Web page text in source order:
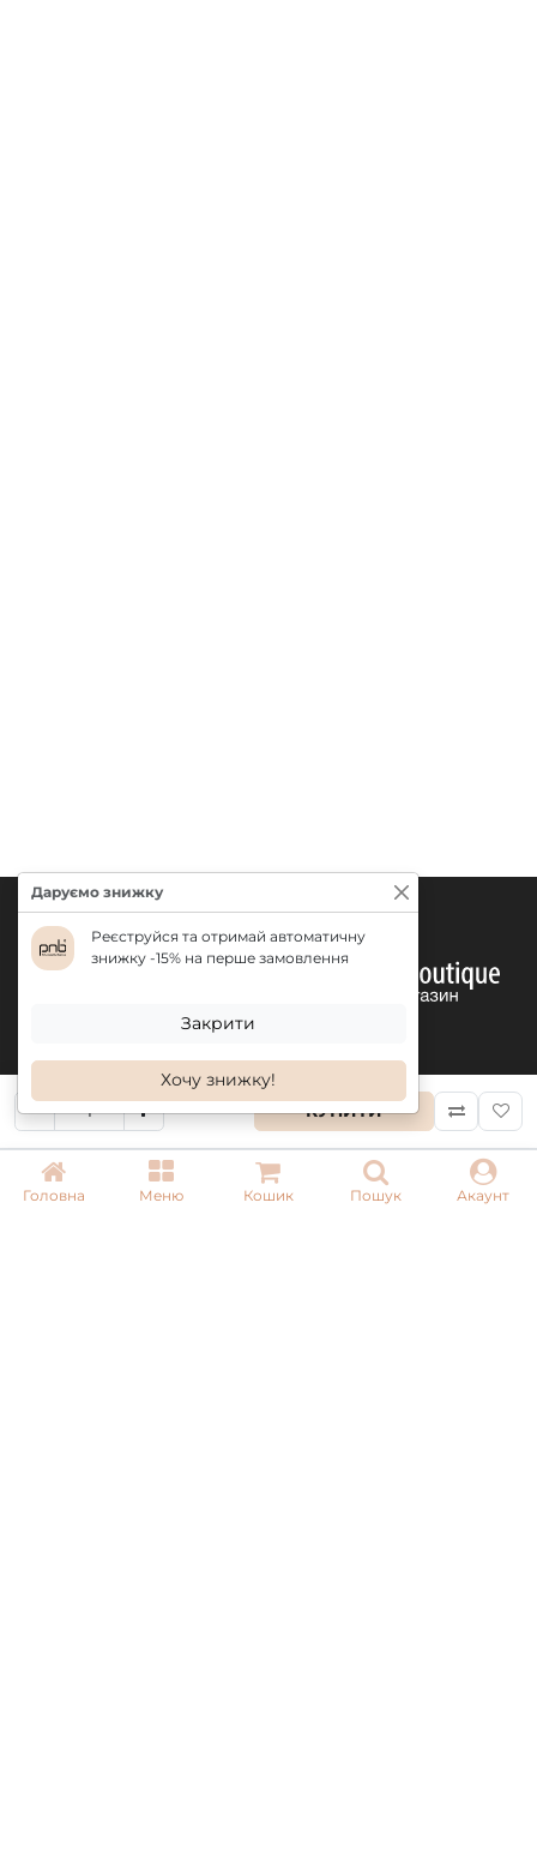
Головна Меню Кошик Пошук Акаунт
КУПИТИ
КОНТАКТИ
+ 38 (050) 075 35 05
Даруємо знижку
Реєструйся та отримай автоматичну
знижку -15% на перше замовлення
Закрити
Хочу знижку!